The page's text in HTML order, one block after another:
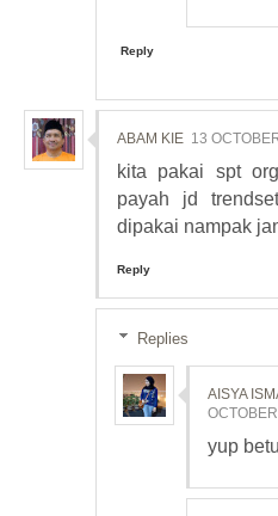
Reply
ABAM KIE 13
kita pakai spt
payah jd
dipakai nampak
Reply
Replies
AISYA
yup